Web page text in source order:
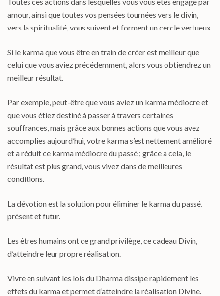
amour, ainsi que toutes vos pensées tournées vers le divin,
vers la spiritualité, vous suivent et forment un cercle vertueux.
Si le karma que vous être en train de créer est meilleur que
celui que vous aviez précédemment, alors vous obtiendrez un
meilleur résultat.
Par exemple, peut-être que vous aviez un karma médiocre et
que vous étiez destiné à passer à travers certaines
souffrances, mais grâce aux bonnes actions que vous avez
accomplies aujourd’hui, votre karma s’est nettement amélioré
et a réduit ce karma médiocre du passé ; grâce à cela, le
résultat est plus grand, vous vivez dans de meilleures
conditions.
La dévotion est la solution pour éliminer le karma du passé,
présent et futur.
Les êtres humains ont ce grand privilège, ce cadeau Divin,
d’atteindre leur propre réalisation.
Vivre en suivant les lois du Dharma dissipe rapidement les
effets du karma et permet d’atteindre la réalisation Divine.